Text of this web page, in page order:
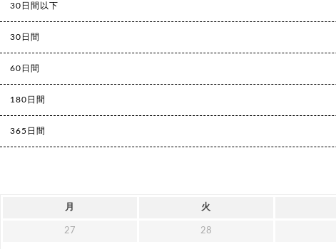
30日間以下
30日間
60日間
180日間
365日間
月 火
27 28